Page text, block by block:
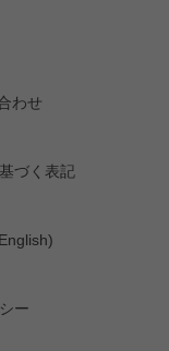
わせ
づく表記
ー